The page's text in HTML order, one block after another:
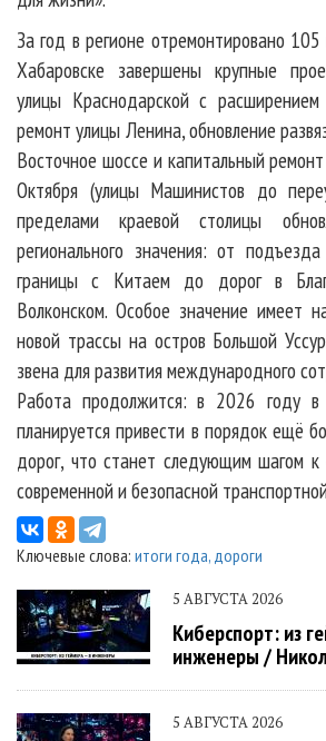
За год в регионе отремонтировано
Хабаровске завершены крупные
улицы Краснодарской с
ремонт улицы Ленина, обновление
Восточное шоссе и капитальный
Октября (улицы Машинистов до
пределами краевой столицы
регионального значения: от
границы с Китаем до дорог в
Волконском. Особое значение имеет
новой трассы на остров Большой
звена для развития международного
Работа продолжится: в 2026 году в
планируется привести в порядок ещё
дорог, что станет следующим шагом к
современной и безопасной
Ключевые слова: итоги года, дороги
5 АВГУСТА 2026
Киберспорт: из
инженеры /
5 АВГУСТА 2026